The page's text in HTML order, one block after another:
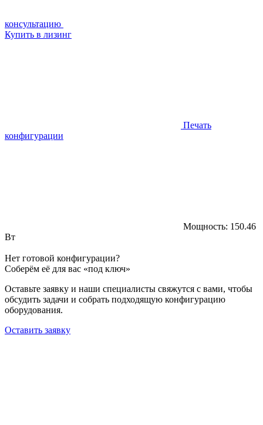
консультацию
Купить в лизинг
Печать
конфигурации
Мощность: 150.46
Вт
Нет готовой конфигурации?
Соберём её для вас «под ключ»
Оставьте заявку и наши специалисты свяжутся с вами, чтобы
обсудить задачи и собрать подходящую конфигурацию
оборудования.
Оставить заявку